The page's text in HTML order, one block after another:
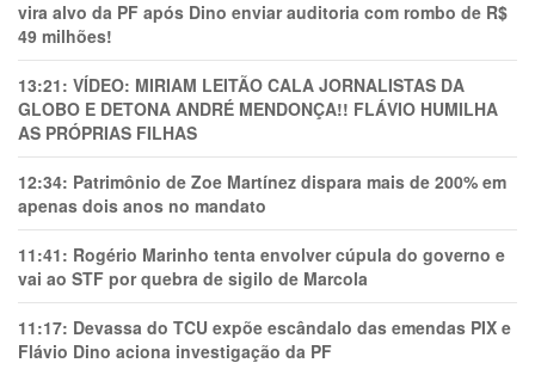
vira alvo da PF após Dino enviar auditoria com rombo de R$
49 milhões!
13:21: VÍDEO: MIRIAM LEITÃO CALA JORNALISTAS DA
GLOBO E DETONA ANDRÉ MENDONÇA!! FLÁVIO HUMILHA
AS PRÓPRIAS FILHAS
12:34: Patrimônio de Zoe Martínez dispara mais de 200% em
apenas dois anos no mandato
11:41: Rogério Marinho tenta envolver cúpula do governo e
vai ao STF por quebra de sigilo de Marcola
11:17: Devassa do TCU expõe escândalo das emendas PIX e
Flávio Dino aciona investigação da PF